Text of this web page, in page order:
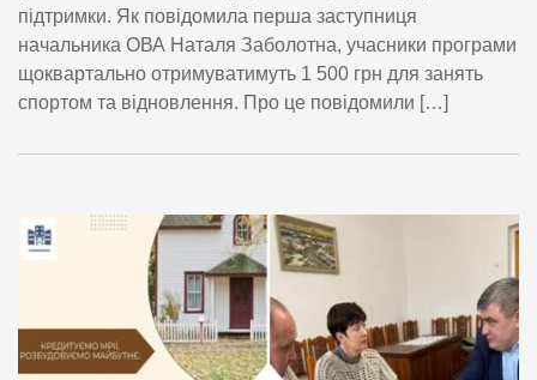
підтримки. Як повідомила перша заступниця
начальника ОВА Наталя Заболотна, учасники програми
щоквартально отримуватимуть 1 500 грн для занять
спортом та відновлення. Про це повідомили […]